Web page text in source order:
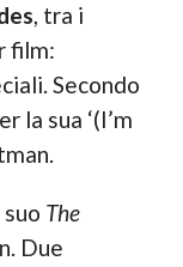
, tra i
film:
Secondo
la sua ‘(I’m
The
Due